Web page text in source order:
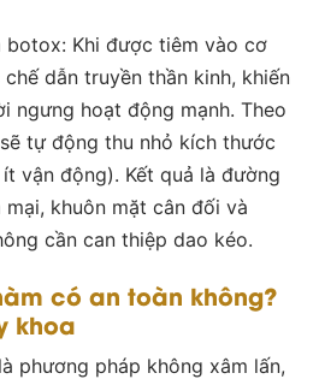
botox: Khi được tiêm vào cơ
dẫn truyền thần kinh, khiến
ngưng hoạt động mạnh. Theo
tự động thu nhỏ kích thước
vận động). Kết quả là đường
khuôn mặt cân đối và
cần can thiệp dao kéo.
có an toàn không?
khoa
là phương pháp không xâm lấn,